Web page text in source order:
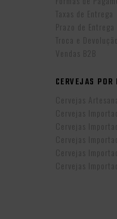
Taxas de Entrega
Prazo de Entrega
Troca e Devolução
Vendas B2B
CERVEJAS POR
Cervejas
Cervejas
Cervejas
Cervejas
Cervejas
Cervejas